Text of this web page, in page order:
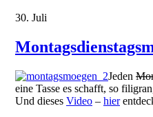
30. Juli
Jeden
eine Tasse es schafft, so
Und dieses Video – hier